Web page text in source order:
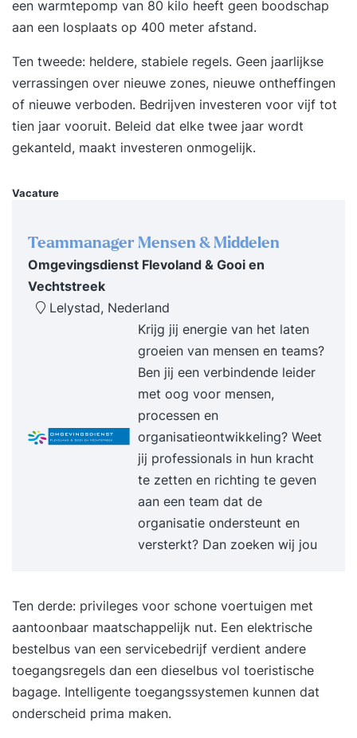
toegepast. Deze training is bedoeld voor
professionals die willen weten welke kansen
duurzaam ondernemen biedt, en hoe zij hier op
praktische wijze invulling aan kunnen geven
binnen hun organisatie. - Je weet wat
duurzaamheid en duurzaam ondernemen inhoudt
duurzaam ondernemen - Je hebt een visie op
- Je weet welke richtlijnen, certificeringen en
instrumenten er zijn voor duurzaam ondernemen
en welke voor jou relevant zijn - Je kunt een
nulmeting maken, MVO-beleid opzetten en
implementeren -Je kunt de juiste mensen en
middelen betrekken om duurzaam ondernemen
succesvol vorm te geven, passende bij de missie,
visie, strategie en doelen van de organisatie - Je
hebt een adviesrapport geschreven voor
duurzaam ondernemen in je organisatie -
Definitie en belang van duurzaam ondernemen -
Achtergrond en uitgangspunten - People, Planet,
Profit (en Pleasure) - Circulaire economie /
Cradle to Cradle (C2C) - De verschijningsvormen
van MVO binnen organisaties - Nieuwe
prioritering, formulering beleidsdoelen en
implementatie - Relevante richtlijnen en
certificeringen - Toepassing instrumenten,
concepten en methoden - Communicatie en
samenwerking met stakeholders - Adviesrapport
duurzaam ondernemen - Praktijksituaties en -
een warmtepomp van 80 kilo heeft geen boodschap
aan een losplaats op 400 meter afstand.
Ten tweede: heldere, stabiele regels. Geen jaarlijkse
verrassingen over nieuwe zones, nieuwe ontheffingen
of nieuwe verboden. Bedrijven investeren voor vijf tot
tien jaar vooruit. Beleid dat elke twee jaar wordt
gekanteld, maakt investeren onmogelijk.
Vacature
Teammanager Mensen & Middelen
Omgevingsdienst Flevoland & Gooi en
Vechtstreek
Lelystad, Nederland
Krijg jij energie van het laten
groeien van mensen en teams?
Ben jij een verbindende leider
met oog voor mensen,
processen en
organisatieontwikkeling? Weet
jij professionals in hun kracht
te zetten en richting te geven
aan een team dat de
organisatie ondersteunt en
versterkt? Dan zoeken wij jou
Ten derde: privileges voor schone voertuigen met
aantoonbaar maatschappelijk nut. Een elektrische
bestelbus van een servicebedrijf verdient andere
toegangsregels dan een dieselbus vol toeristische
bagage. Intelligente toegangssystemen kunnen dat
onderscheid prima maken.